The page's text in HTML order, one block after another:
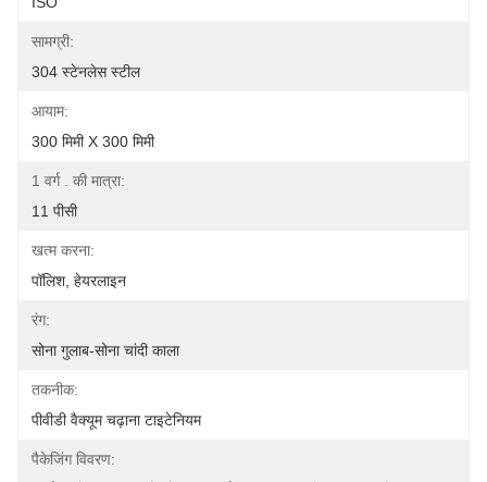
सामग्री:
304 स्टेनलेस स्टील
आयाम:
300 मिमी X 300 मिमी
1 वर्ग . की मात्रा:
11 पीसी
खत्म करना:
पॉलिश, हेयरलाइन
रंग:
सोना गुलाब-सोना चांदी काला
तकनीक:
पीवीडी वैक्यूम चढ़ाना टाइटेनियम
पैकेजिंग विवरण: